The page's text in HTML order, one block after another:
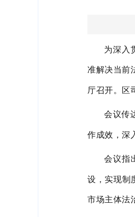
为深入
准解决当前
厅召开。区
会议传
作成效，深
会议指
设，实现制
市场主体法